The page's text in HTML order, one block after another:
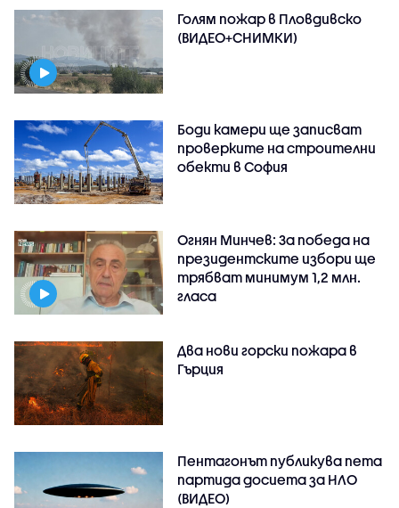
Голям пожар в Пловдивско
(ВИДЕО+СНИМКИ)
Боди камери ще записват
проверките на строителни
обекти в София
Огнян Минчев: За победа на
президентските избори ще
трябват минимум 1,2 млн.
гласа
Два нови горски пожара в
Гърция
Пентагонът публикува пета
партида досиета за НЛО
(ВИДЕО)